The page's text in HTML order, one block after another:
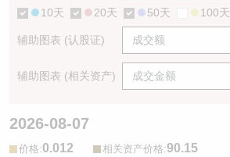
10天 20天 50天 100天
辅助图表 (认股证)
辅助图表 (相关资产)
2026-08-07
价格:0.012 相关资产价格:90.15